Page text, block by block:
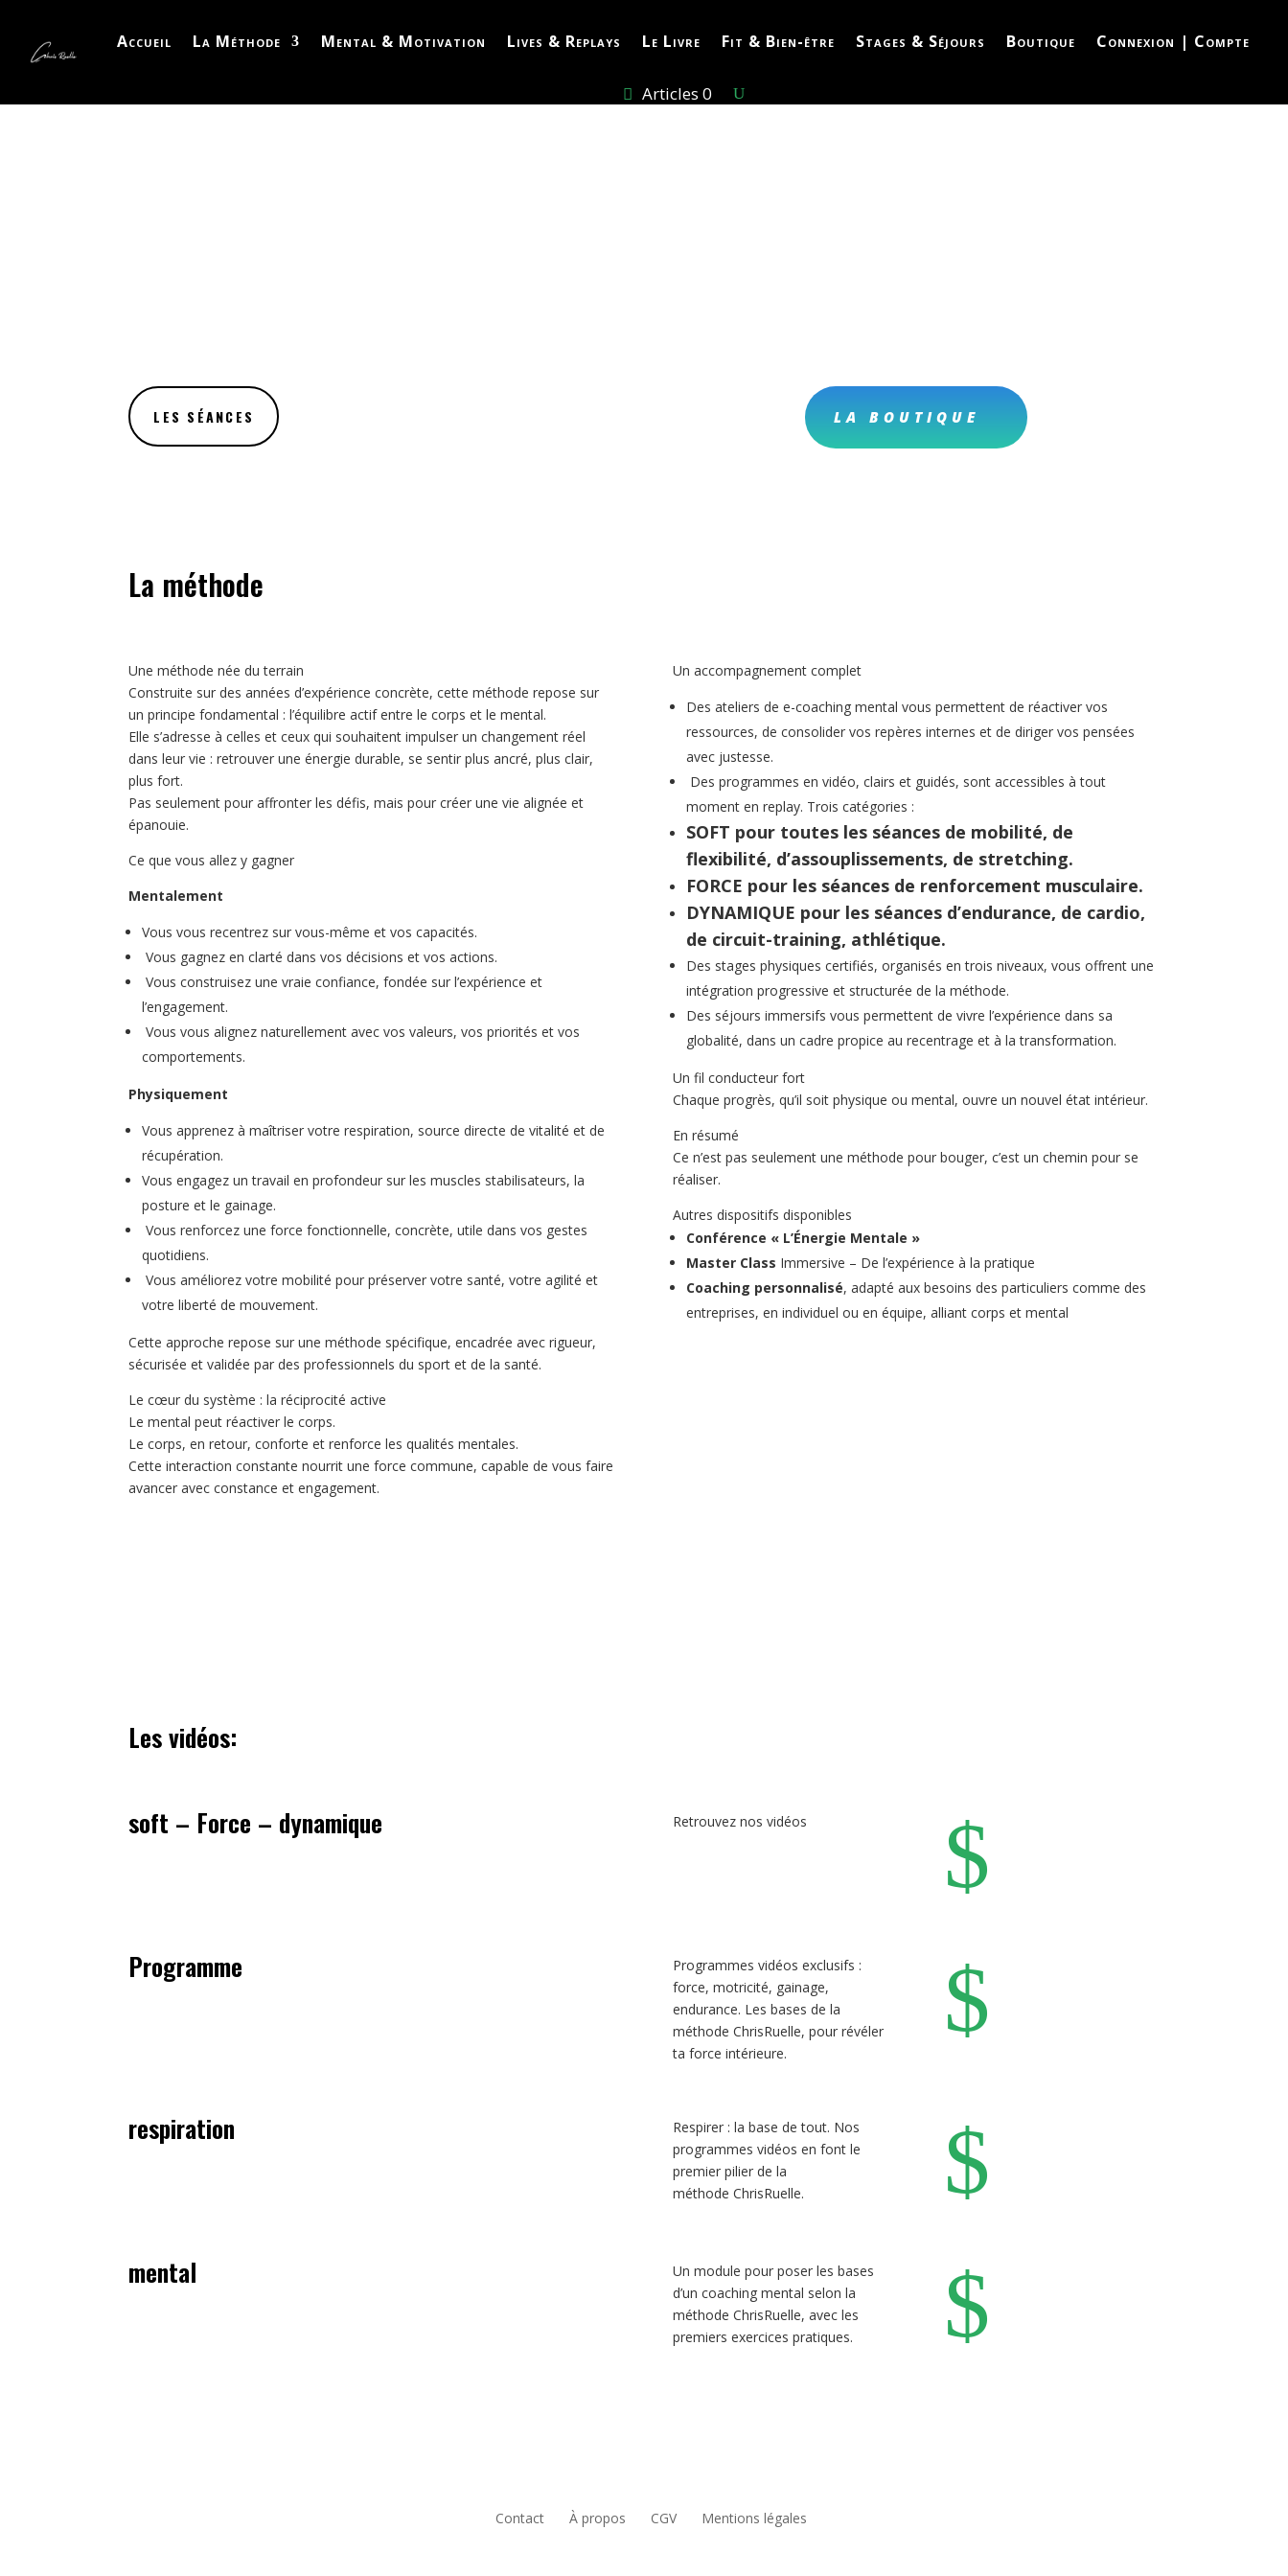
Accueil La Méthode Mental & Motivation Lives & Replays Le Livre Fit & Bien-être Stages & Séjours Boutique Connexion | Compte
Articles 0
LES SÉANCES LA BOUTIQUE
La méthode
Une méthode née du terrain
Construite sur des années d’expérience concrète, cette méthode repose sur
un principe fondamental : l’équilibre actif entre le corps et le mental.
Elle s’adresse à celles et ceux qui souhaitent impulser un changement réel
dans leur vie : retrouver une énergie durable, se sentir plus ancré, plus clair,
plus fort.
Pas seulement pour affronter les défis, mais pour créer une vie alignée et
épanouie.
Ce que vous allez y gagner
Mentalement
Vous vous recentrez sur vous-même et vos capacités.
Vous gagnez en clarté dans vos décisions et vos actions.
Vous construisez une vraie confiance, fondée sur l’expérience et
l’engagement.
Vous vous alignez naturellement avec vos valeurs, vos priorités et vos
comportements.
Physiquement
Vous apprenez à maîtriser votre respiration, source directe de vitalité et de
récupération.
Vous engagez un travail en profondeur sur les muscles stabilisateurs, la
posture et le gainage.
Vous renforcez une force fonctionnelle, concrète, utile dans vos gestes
quotidiens.
Vous améliorez votre mobilité pour préserver votre santé, votre agilité et
votre liberté de mouvement.
Cette approche repose sur une méthode spécifique, encadrée avec rigueur,
sécurisée et validée par des professionnels du sport et de la santé.
Le cœur du système : la réciprocité active
Le mental peut réactiver le corps.
Le corps, en retour, conforte et renforce les qualités mentales.
Cette interaction constante nourrit une force commune, capable de vous faire
avancer avec constance et engagement.
Un accompagnement complet
Des ateliers de e-coaching mental vous permettent de réactiver vos
ressources, de consolider vos repères internes et de diriger vos pensées
avec justesse.
Des programmes en vidéo, clairs et guidés, sont accessibles à tout
moment en replay. Trois catégories :
SOFT pour toutes les séances de mobilité, de
flexibilité, d’assouplissements, de stretching.
FORCE pour les séances de renforcement musculaire.
DYNAMIQUE pour les séances d’endurance, de cardio,
de circuit-training, athlétique.
Des stages physiques certifiés, organisés en trois niveaux, vous offrent une
intégration progressive et structurée de la méthode.
Des séjours immersifs vous permettent de vivre l’expérience dans sa
globalité, dans un cadre propice au recentrage et à la transformation.
Un fil conducteur fort
Chaque progrès, qu’il soit physique ou mental, ouvre un nouvel état intérieur.
En résumé
Ce n’est pas seulement une méthode pour bouger, c’est un chemin pour se
réaliser.
Autres dispositifs disponibles
Conférence « L’Énergie Mentale »
Master Class Immersive – De l’expérience à la pratique
Coaching personnalisé, adapté aux besoins des particuliers comme des
entreprises, en individuel ou en équipe, alliant corps et mental
Les vidéos:
soft – Force – dynamique Retrouvez nos vidéos $
Programme
Programmes vidéos exclusifs :
force, motricité, gainage,
endurance. Les bases de la
méthode ChrisRuelle, pour révéler
ta force intérieure.
$
respiration
Respirer : la base de tout. Nos
programmes vidéos en font le
premier pilier de la
méthode ChrisRuelle.
$
mental
Un module pour poser les bases
d’un coaching mental selon la
méthode ChrisRuelle, avec les
premiers exercices pratiques.
$
Contact À propos CGV Mentions légales